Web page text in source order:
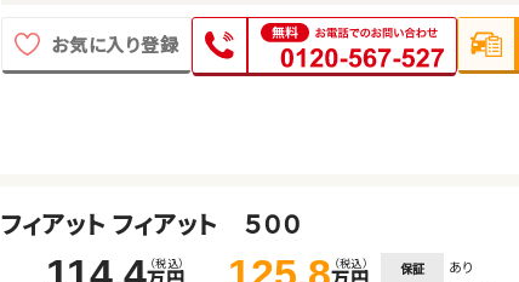
お気に入り登録
フィアット フィアット ５００
（税込） （税込） 保証 あり